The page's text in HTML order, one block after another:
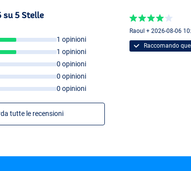
su 5 Stelle
1 opinioni
1 opinioni
0 opinioni
0 opinioni
0 opinioni
tutte le recensioni
Raoul + 2026-08-06
Raccomando